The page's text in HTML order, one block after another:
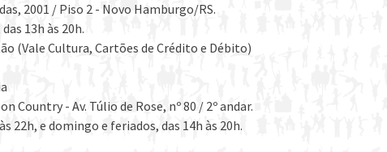
2001 / Piso 2 - Novo Hamburgo/RS.
13h às 20h.
(Vale Cultura, Cartões de Crédito e Débito)
Country - Av. Túlio de Rose, nº 80 / 2º andar.
22h, e domingo e feriados, das 14h às 20h.